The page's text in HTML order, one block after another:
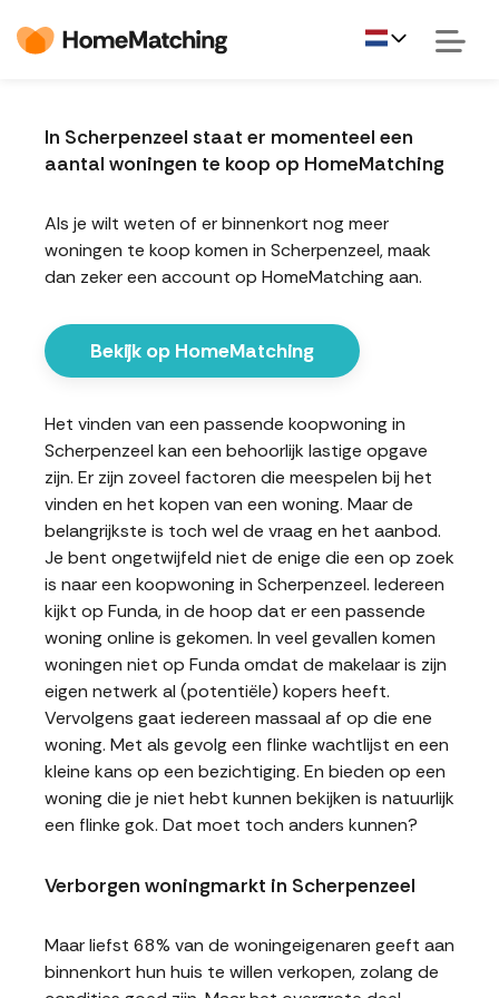
In Scherpenzeel staat er momenteel een
aantal woningen te koop op HomeMatching
Als je wilt weten of er binnenkort nog meer
woningen te koop komen in Scherpenzeel, maak
dan zeker een account op HomeMatching aan.
Bekijk op HomeMatching
Het vinden van een passende koopwoning in
Scherpenzeel kan een behoorlijk lastige opgave
zijn. Er zijn zoveel factoren die meespelen bij het
vinden en het kopen van een woning. Maar de
belangrijkste is toch wel de vraag en het aanbod.
Je bent ongetwijfeld niet de enige die een op zoek
is naar een koopwoning in Scherpenzeel. Iedereen
kijkt op Funda, in de hoop dat er een passende
woning online is gekomen. In veel gevallen komen
woningen niet op Funda omdat de makelaar is zijn
eigen netwerk al (potentiële) kopers heeft.
Vervolgens gaat iedereen massaal af op die ene
woning. Met als gevolg een flinke wachtlijst en een
kleine kans op een bezichtiging. En bieden op een
woning die je niet hebt kunnen bekijken is natuurlijk
een flinke gok. Dat moet toch anders kunnen?
Verborgen woningmarkt in Scherpenzeel
Maar liefst 68% van de woningeigenaren geeft aan
binnenkort hun huis te willen verkopen, zolang de